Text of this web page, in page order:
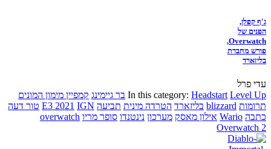
ג'ף קפלן,
הפנים של
Overwatch,
פורש מחברת
בליזארד
עדי פרל
In this category: Headstart Level Up בר גיימינג קמפיין מימון המונים
תרומות blizzard בליזארד הטרדה מינית תביעה E3 2021 IGN
טור דעה
כתבה Wario אילון מאסק מערכון נינטנדו סופר מריו overwatch
Overwatch 2